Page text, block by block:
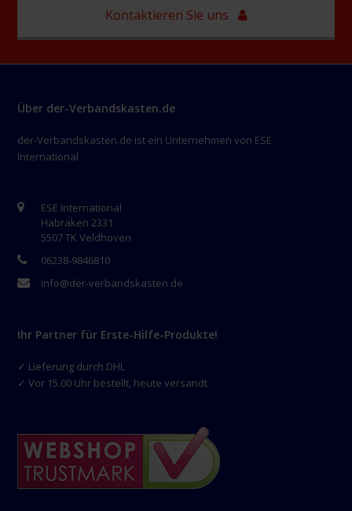
Kontaktieren Sie uns
Über der-Verbandskasten.de
der-Verbandskasten.de ist ein Unternehmen von ESE
International
ESE International
Habraken 2331
5507 TK Veldhoven
06238-9846810
info@der-verbandskasten.de
Ihr Partner für Erste-Hilfe-Produkte!
✓ Lieferung durch DHL
✓ Vor 15.00 Uhr bestellt, heute versandt